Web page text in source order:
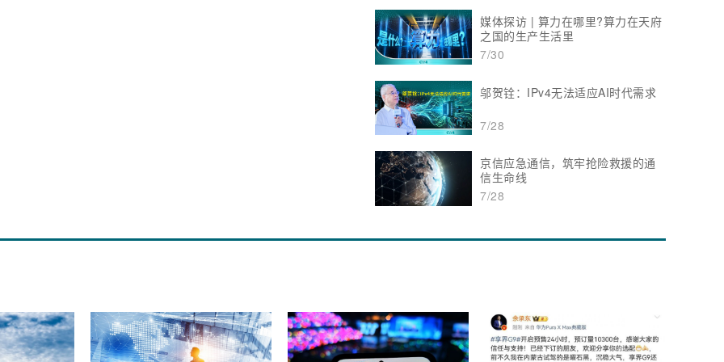
媒体探访 | 算力在哪里?算力在天府
之国的生产生活里
7/30
邬贺铨：IPv4无法适应AI时代需求
7/28
京信应急通信，筑牢抢险救援的通
信生命线
7/28